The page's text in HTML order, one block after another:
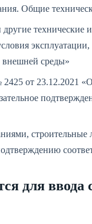
Общие
технические
внешней среды»
от 23.12.2021
строительные
для ввода